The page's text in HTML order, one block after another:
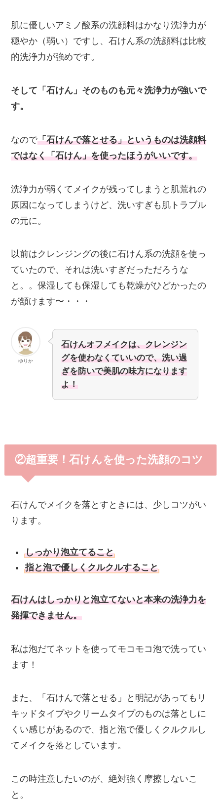
肌に優しいアミノ酸系の洗顔料はかなり洗浄力が
穏やか（弱い）ですし、石けん系の洗顔料は比較
的洗浄力が強めです。
そして「石けん」そのものも元々洗浄力が強いで
す。
なので「石けんで落とせる」というものは洗顔料
ではなく「石けん」を使ったほうがいいです。
洗浄力が弱くてメイクが残ってしまうと肌荒れの
原因になってしまうけど、洗いすぎも肌トラブル
の元に。
以前はクレンジングの後に石けん系の洗顔を使っ
ていたので、それは洗いすぎだっただろうな
と。。保湿しても保湿しても乾燥がひどかったの
が頷けます〜・・・
ゆりか
石けんオフメイクは、クレンジン
グを使わなくていいので、洗い過
ぎを防いで美肌の味方になります
よ！
②超重要！石けんを使った洗顔のコツ
石けんでメイクを落とすときには、少しコツがい
ります。
しっかり泡立てること
指と泡で優しくクルクルすること
石けんはしっかりと泡立てないと本来の洗浄力を
発揮できません。
私は泡だてネットを使ってモコモコ泡で洗ってい
ます！
また、「石けんで落とせる」と明記があってもリ
キッドタイプやクリームタイプのものは落としに
くい感じがあるので、指と泡で優しくクルクルし
てメイクを落としています。
この時注意したいのが、絶対強く摩擦しないこ
と。